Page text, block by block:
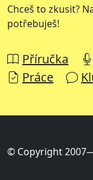
Chceš to zkusit?
potřebuješ!
Příručka
Práce
© Copyright